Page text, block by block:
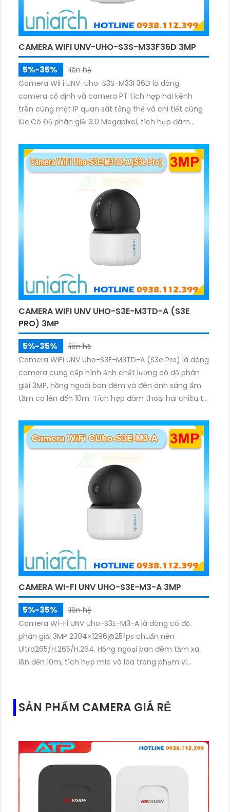
CAMERA WIFI UNV-UHO-S3S-M33F36D 3MP
5%-35%
liên hệ
Camera WiFi UNV-Uho-S3S-M33F36D là dòng
camera cố định và camera PT tích hợp hai kênh
trên cùng một IP quan sát tổng thể và chi tiết cùng
lúc.Có Độ phân giải 3.0 Megapixel, tích hợp đàm
sáng ấm lên đến 10m.
CAMERA WIFI UNV UHO-S3E-M3TD-A (S3E
PRO) 3MP
5%-35%
liên hệ
Camera WiFi UNV Uho-S3E-M3TD-A (S3e Pro) là dòng
camera cung cấp hình ảnh chất lượng có độ phân
giải 3MP, hồng ngoài ban đêm và đèn ánh sáng ấm
tầm ca lên đến 10m. Tích hợp đàm thoại hai chiều to
CAMERA WI-FI UNV UHO-S3E-M3-A 3MP
5%-35%
liên hệ
Camera Wi-Fi UNV Uho-S3E-M3-A là dòng có độ
phân giải 3MP 2304×1296@25fps chuẩn nén
Ultra265/H.265/H.264. Hồng ngoại ban đêm tầm xa
lên đến 10m, tích hợp mic và loa trong phạm vi
SẢN PHẨM CAMERA GIÁ RẺ